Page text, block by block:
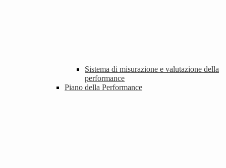
Sistema di misurazione e valutazione della
performance
Piano della Performance